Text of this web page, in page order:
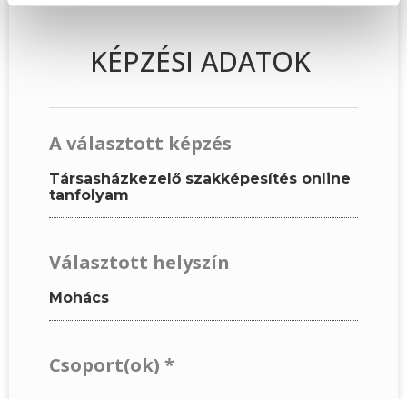
KÉPZÉSI ADATOK
A választott képzés
Társasházkezelő szakképesítés online
tanfolyam
Választott helyszín
Mohács
Csoport(ok) *